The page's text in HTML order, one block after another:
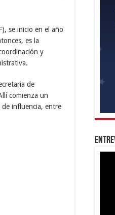
se inicio en el año
es la
y
de
comienza un
de influencia, entre